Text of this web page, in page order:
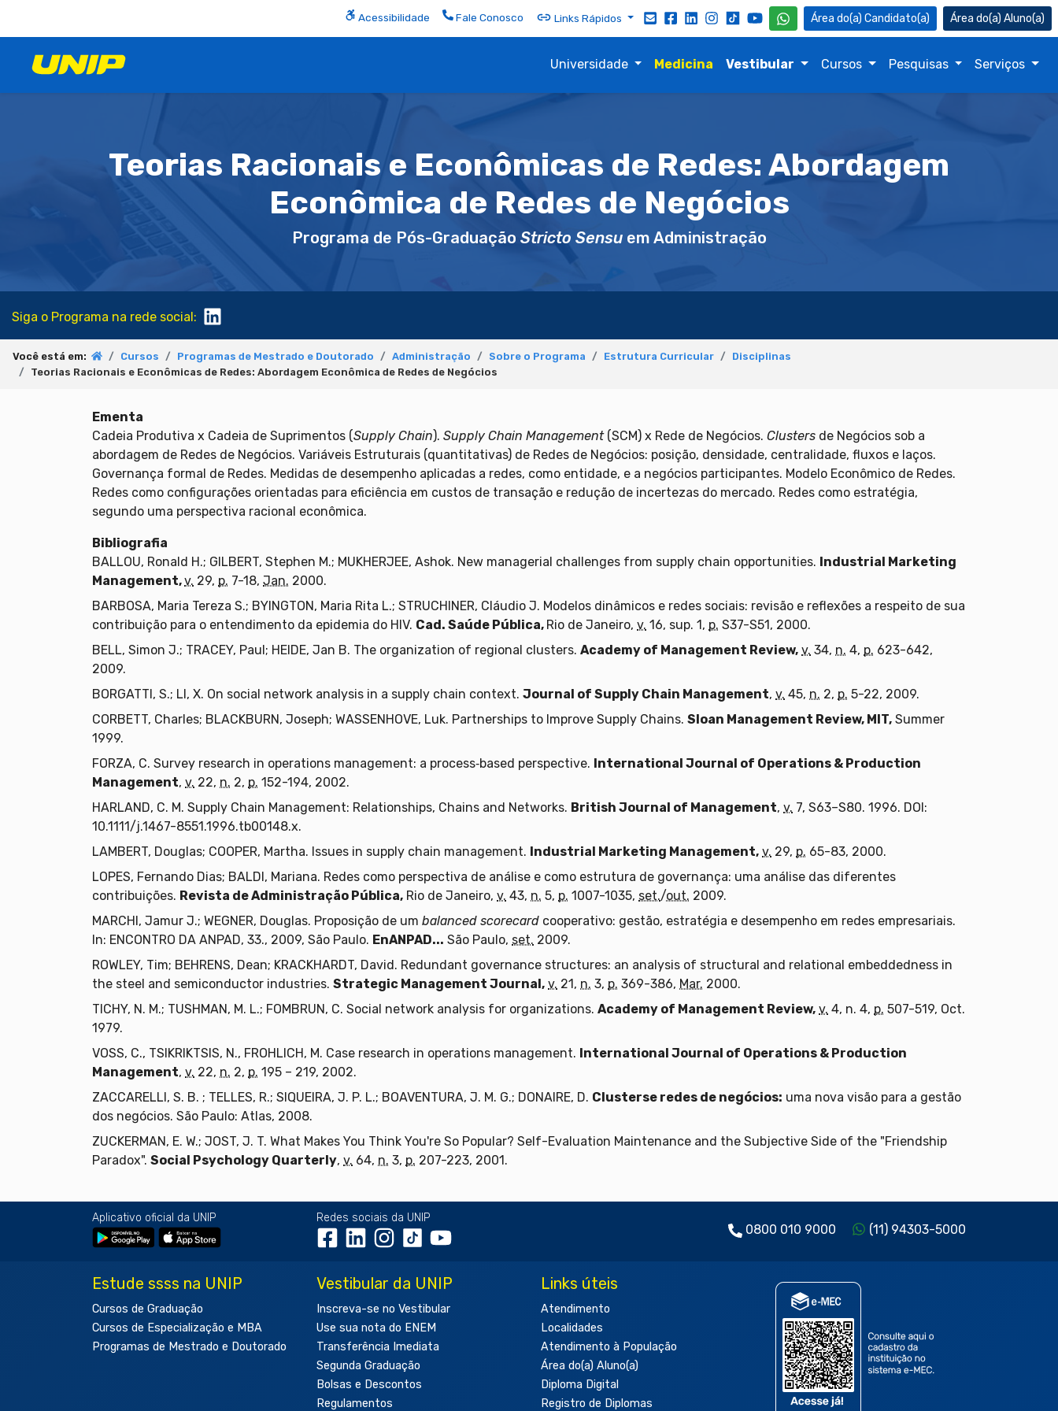
Acessibilidade Fale Conosco Links Rápidos Candidato(a) Aluno(a)
Universidade Medicina Vestibular Cursos Pesquisas Serviços
Teorias Racionais e Econômicas de Redes: Abordagem
Econômica de Redes de Negócios
Programa de Pós-Graduação Stricto Sensuem Administração
Siga o Programa na rede social:
Você está em: Cursos Programas de Mestrado e Doutorado Administração Sobre o Programa Estrutura Curricular
Disciplinas
Teorias Racionais e Econômicas de Redes: Abordagem Econômica de Redes de Negócios
Ementa
Cadeia Produtiva x Cadeia de Suprimentos (Supply Chain). Supply Chain Management(SCM) x Rede de Negócios. Clusters de Negócios sob a
abordagem de Redes de Negócios. Variáveis Estruturais (quantitativas) de Redes de Negócios: posição, densidade, centralidade, fluxos e laços.
Governança formal de Redes. Medidas de desempenho aplicadas a redes, como entidade, e a negócios participantes. Modelo Econômico de Redes.
Redes como configurações orientadas para eficiência em custos de transação e redução de incertezas do mercado. Redes como estratégia,
segundo uma perspectiva racional econômica.
Bibliografia
BALLOU, Ronald H.; GILBERT, Stephen M.; MUKHERJEE, Ashok. New managerial challenges from supply chain opportunities. Industrial Marketing
Management,v. 29, p. 7-18, Jan. 2000.
BARBOSA, Maria Tereza S.; BYINGTON, Maria Rita L.; STRUCHINER, Cláudio J. Modelos dinâmicos e redes sociais: revisão e reflexões a respeito de sua
contribuição para o entendimento da epidemia do HIV. Cad. Saúde Pública, Rio de Janeiro, v. 16, sup. 1, p. S37-S51, 2000.
BELL, Simon J.; TRACEY, Paul; HEIDE, Jan B. The organization of regional clusters. Academy of Management Review, v. 34, n. 4, p. 623-642,
2009.
BORGATTI, S.; LI, X. On social network analysis in a supply chain context. Journal of Supply Chain Management, v. 45, n. 2, p. 5-22, 2009.
CORBETT, Charles; BLACKBURN, Joseph; WASSENHOVE, Luk. Partnerships to Improve Supply Chains. Sloan Management Review, MIT, Summer
1999.
FORZA, C. Survey research in operations management: a process‐based perspective. International Journal of Operations & Production
Management, v. 22, n. 2, p. 152-194, 2002.
HARLAND, C. M. Supply Chain Management: Relationships, Chains and Networks. British Journal of Management, v. 7, S63–S80. 1996. DOI:
10.1111/j.1467-8551.1996.tb00148.x.
LAMBERT, Douglas; COOPER, Martha. Issues in supply chain management. Industrial Marketing Management, v. 29, p. 65-83, 2000.
LOPES, Fernando Dias; BALDI, Mariana. Redes como perspectiva de análise e como estrutura de governança: uma análise das diferentes
contribuições. Revista de Administração Pública, Rio de Janeiro, v. 43, n. 5, p. 1007-1035, set./out. 2009.
MARCHI, Jamur J.; WEGNER, Douglas. Proposição de um balanced scorecard cooperativo: gestão, estratégia e desempenho em redes empresariais.
In: ENCONTRO DA ANPAD, 33., 2009, São Paulo. EnANPAD... São Paulo, set. 2009.
ROWLEY, Tim; BEHRENS, Dean; KRACKHARDT, David. Redundant governance structures: an analysis of structural and relational embeddedness in
the steel and semiconductor industries. Strategic Management Journal, v. 21, n. 3, p. 369-386, Mar. 2000.
TICHY, N. M.; TUSHMAN, M. L.; FOMBRUN, C. Social network analysis for organizations. Academy of Management Review, v. 4, n. 4, p. 507-519, Oct.
1979.
VOSS, C., TSIKRIKTSIS, N., FROHLICH, M. Case research in operations management. International Journal of Operations & Production
Management, v. 22, n. 2, p. 195 – 219, 2002.
ZACCARELLI, S. B. ; TELLES, R.; SIQUEIRA, J. P. L.; BOAVENTURA, J. M. G.; DONAIRE, D. Clusterse redes de negócios: uma nova visão para a gestão
dos negócios. São Paulo: Atlas, 2008.
ZUCKERMAN, E. W.; JOST, J. T. What Makes You Think You're So Popular? Self-Evaluation Maintenance and the Subjective Side of the "Friendship
Paradox". Social Psychology Quarterly, v. 64, n. 3, p. 207-223, 2001.
Aplicativo oficial da UNIP Redes sociais da UNIP
0800 010 9000 (11) 94303-5000
Estude ssss na UNIP
Cursos de Graduação
Cursos de Especialização e MBA
Programas de Mestrado e Doutorado
Vestibular da UNIP
Inscreva-se no Vestibular
Use sua nota do ENEM
Transferência Imediata
Segunda Graduação
Bolsas e Descontos
Regulamentos
Links úteis
Atendimento
Localidades
Atendimento à População
Área do(a) Aluno(a)
Diploma Digital
Registro de Diplomas